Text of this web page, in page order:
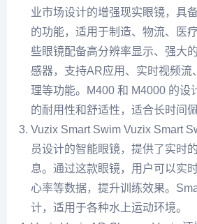
业市场设计的增强现实眼镜，具
的功能，适用于制造、物流、医
些眼镜配备高分辨率显示、强大
感器，支持AR应用、实时视频流
理等功能。M400 和 M4000 的设
的耐用性和舒适性，适合长时间佩
Vuzix Smart Swim Vuzix Smart
员设计的智能眼镜，提供了实时
息。通过这款眼镜，用户可以实
心率等数据，提升训练效果。
计，适用于各种水上运动环境。